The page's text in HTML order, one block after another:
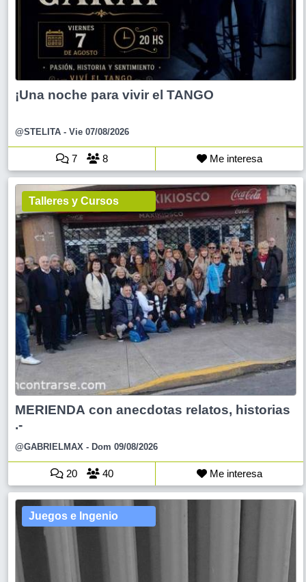
¡Una noche para vivir el TANGO
@STELITA - Vie 07/08/2026
7 8 Me interesa
Talleres y Cursos
MERIENDA con anecdotas relatos, historias
.-
@GABRIELMAX - Dom 09/08/2026
20 40 Me interesa
Juegos e Ingenio